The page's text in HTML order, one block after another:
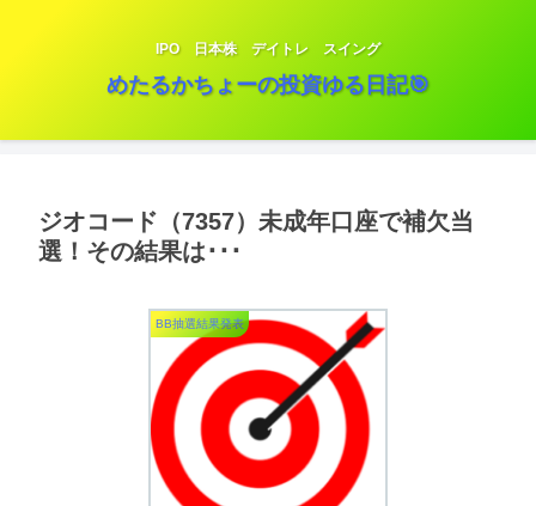
IPO 日本株 デイトレ スイング
めたるかちょーの投資ゆる日記🎯
ジオコード（7357）未成年口座で補欠当
選！その結果は･･･
BB抽選結果発表